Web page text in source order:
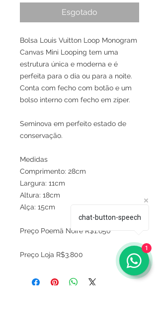
Esgotado
Bolsa Louis Vuitton Loop Monogram
Canvas Mini Looping tem uma
estrutura única e moderna e é
perfeita para o dia ou para a noite.
Conta com fecho com botão e um
bolso interno com fecho em zíper.
Seminova em perfeito estado de
conservação.
Medidas
Comprimento: 28cm
Largura: 11cm
Altura: 18cm
Alça: 15cm
Preço Poemä Noire R$1.650
Preço Loja R$3.800
chat-button-speech
1